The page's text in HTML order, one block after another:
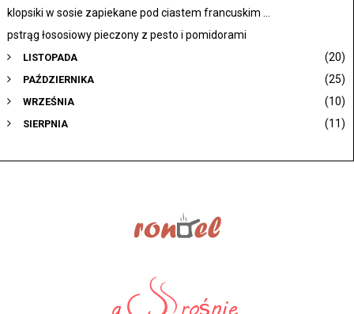
klopsiki w sosie zapiekane pod ciastem francuskim ...
pstrąg łososiowy pieczony z pesto i pomidorami
LISTOPADA (20)
PAŹDZIERNIKA (25)
WRZEŚNIA (10)
SIERPNIA (11)